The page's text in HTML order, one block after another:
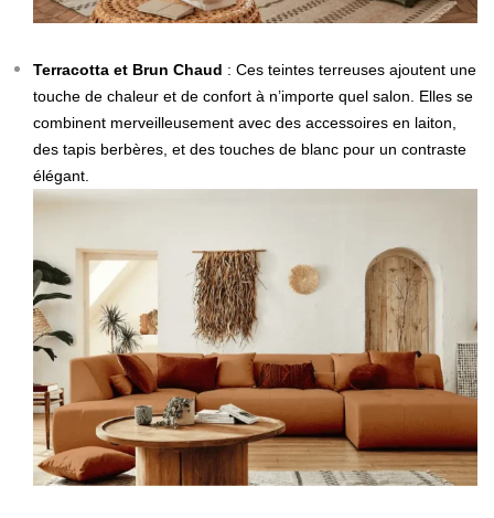
Terracotta et Brun Chaud : Ces teintes terreuses ajoutent une
touche de chaleur et de confort à n’importe quel salon. Elles se
combinent merveilleusement avec des accessoires en laiton,
des tapis berbères, et des touches de blanc pour un contraste
élégant.